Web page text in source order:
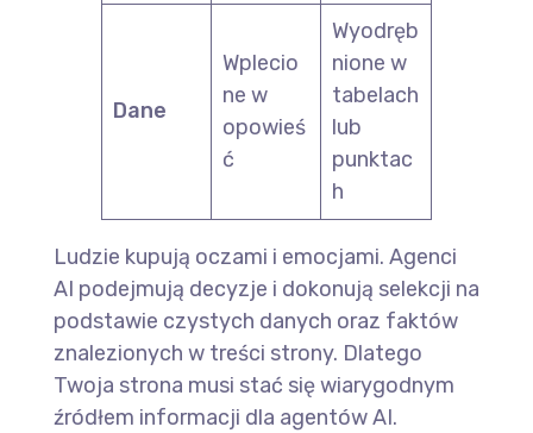
Dane
Wplecio
ne w
opowieś
ć
Wyodręb
nione w
tabelach
lub
punktac
h
Ludzie kupują oczami i emocjami. Agenci
AI podejmują decyzje i dokonują selekcji na
podstawie czystych danych oraz faktów
znalezionych w treści strony. Dlatego
Twoja strona musi stać się wiarygodnym
źródłem informacji dla agentów AI.